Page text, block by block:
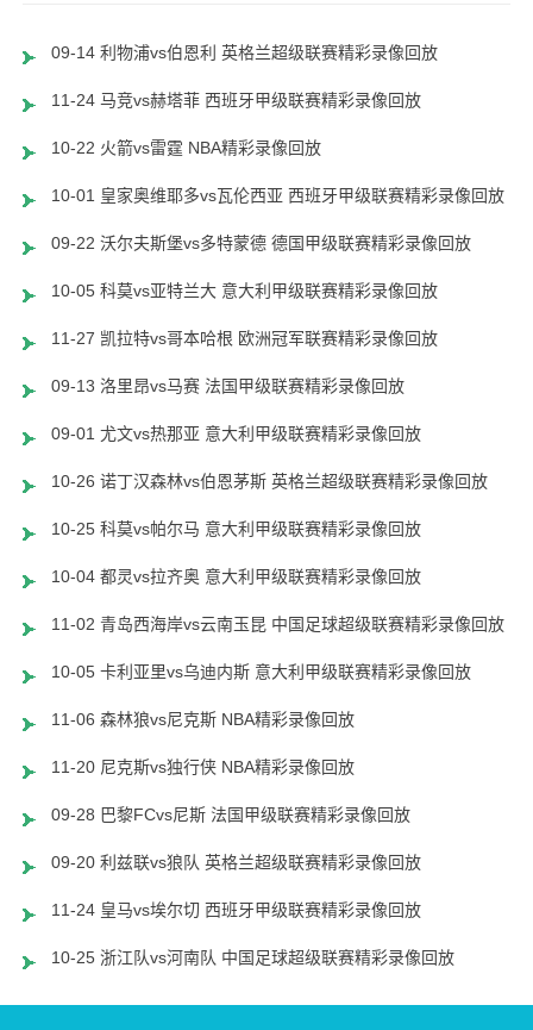
09-14 利物浦vs伯恩利 英格兰超级联赛精彩录像回放
11-24 马竞vs赫塔菲 西班牙甲级联赛精彩录像回放
10-22 火箭vs雷霆 NBA精彩录像回放
10-01 皇家奥维耶多vs瓦伦西亚 西班牙甲级联赛精彩录像回放
09-22 沃尔夫斯堡vs多特蒙德 德国甲级联赛精彩录像回放
10-05 科莫vs亚特兰大 意大利甲级联赛精彩录像回放
11-27 凯拉特vs哥本哈根 欧洲冠军联赛精彩录像回放
09-13 洛里昂vs马赛 法国甲级联赛精彩录像回放
09-01 尤文vs热那亚 意大利甲级联赛精彩录像回放
10-26 诺丁汉森林vs伯恩茅斯 英格兰超级联赛精彩录像回放
10-25 科莫vs帕尔马 意大利甲级联赛精彩录像回放
10-04 都灵vs拉齐奥 意大利甲级联赛精彩录像回放
11-02 青岛西海岸vs云南玉昆 中国足球超级联赛精彩录像回放
10-05 卡利亚里vs乌迪内斯 意大利甲级联赛精彩录像回放
11-06 森林狼vs尼克斯 NBA精彩录像回放
11-20 尼克斯vs独行侠 NBA精彩录像回放
09-28 巴黎FCvs尼斯 法国甲级联赛精彩录像回放
09-20 利兹联vs狼队 英格兰超级联赛精彩录像回放
11-24 皇马vs埃尔切 西班牙甲级联赛精彩录像回放
10-25 浙江队vs河南队 中国足球超级联赛精彩录像回放